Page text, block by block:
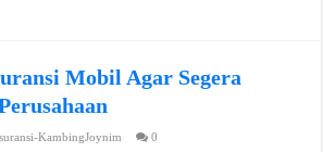
Mobil Agar Segera
KambingJoynim 0